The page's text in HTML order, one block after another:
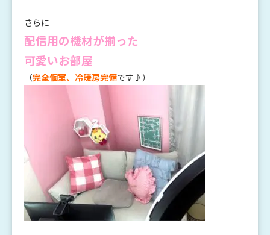
さらに
配信用の機材が揃った
可愛いお部屋
（完全個室、冷暖房完備です♪）